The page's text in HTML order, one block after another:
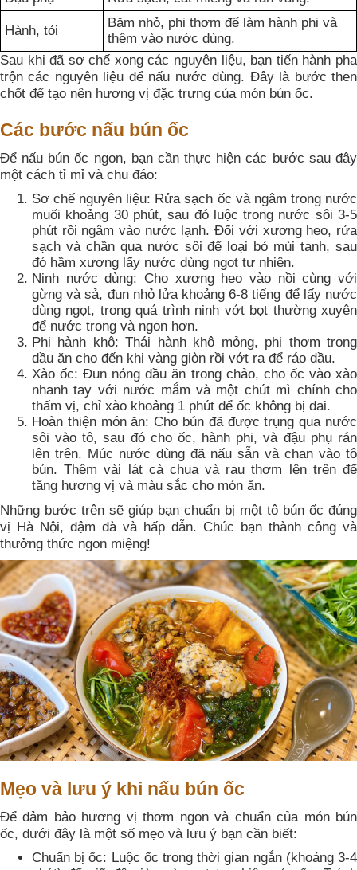
Hành, tỏi
Băm nhỏ, phi thơm để làm hành phi và
thêm vào nước dùng.
Sau khi đã sơ chế xong các nguyên liệu, bạn tiến hành pha
trộn các nguyên liệu để nấu nước dùng. Đây là bước then
chốt để tạo nên hương vị đặc trưng của món bún ốc.
Các bước nấu bún ốc
Để nấu bún ốc ngon, bạn cần thực hiện các bước sau đây
một cách tỉ mỉ và chu đáo:
Sơ chế nguyên liệu: Rửa sạch ốc và ngâm trong nước
muối khoảng 30 phút, sau đó luộc trong nước sôi 3-5
phút rồi ngâm vào nước lạnh. Đối với xương heo, rửa
sạch và chần qua nước sôi để loại bỏ mùi tanh, sau
đó hầm xương lấy nước dùng ngọt tự nhiên.
Ninh nước dùng: Cho xương heo vào nồi cùng với
gừng và sả, đun nhỏ lửa khoảng 6-8 tiếng để lấy nước
dùng ngọt, trong quá trình ninh vớt bọt thường xuyên
để nước trong và ngon hơn.
Phi hành khô: Thái hành khô mỏng, phi thơm trong
dầu ăn cho đến khi vàng giòn rồi vớt ra để ráo dầu.
Xào ốc: Đun nóng dầu ăn trong chảo, cho ốc vào xào
nhanh tay với nước mắm và một chút mì chính cho
thấm vị, chỉ xào khoảng 1 phút để ốc không bị dai.
Hoàn thiện món ăn: Cho bún đã được trụng qua nước
sôi vào tô, sau đó cho ốc, hành phi, và đậu phụ rán
lên trên. Múc nước dùng đã nấu sẵn và chan vào tô
bún. Thêm vài lát cà chua và rau thơm lên trên để
tăng hương vị và màu sắc cho món ăn.
Những bước trên sẽ giúp bạn chuẩn bị một tô bún ốc đúng
vị Hà Nội, đậm đà và hấp dẫn. Chúc bạn thành công và
thưởng thức ngon miệng!
Mẹo và lưu ý khi nấu bún ốc
Để đảm bảo hương vị thơm ngon và chuẩn của món bún
ốc, dưới đây là một số mẹo và lưu ý bạn cần biết:
Chuẩn bị ốc: Luộc ốc trong thời gian ngắn (khoảng 3-4